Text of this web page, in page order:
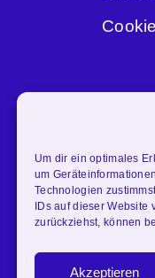
Um dir ein optimales
um
Technologien
IDs auf dieser
zurückziehst, können
Akzeptieren